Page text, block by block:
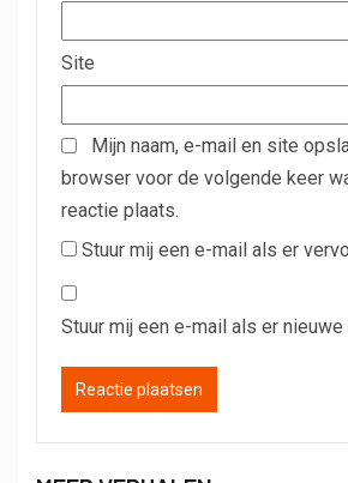
Site
Mijn naam, e-mail en site
browser voor de volgende keer
reactie plaats.
Stuur mij een e-mail als er
Stuur mij een e-mail als er